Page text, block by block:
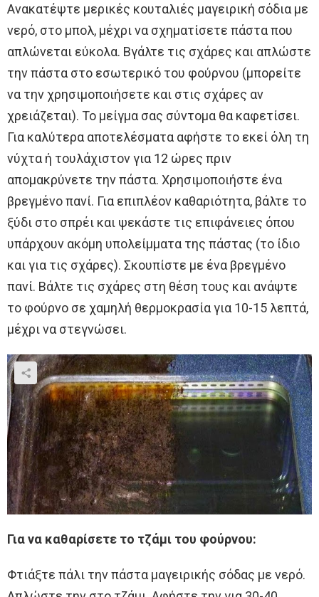
Ανακατέψτε μερικές κουταλιές μαγειρική σόδια με
νερό, στο μπολ, μέχρι να σχηματίσετε πάστα που
απλώνεται εύκολα. Βγάλτε τις σχάρες και απλώστε
την πάστα στο εσωτερικό του φούρνου (μπορείτε
να την χρησιμοποιήσετε και στις σχάρες αν
χρειάζεται). Το μείγμα σας σύντομα θα καφετίσει.
Για καλύτερα αποτελέσματα αφήστε το εκεί όλη τη
νύχτα ή τουλάχιστον για 12 ώρες πριν
απομακρύνετε την πάστα. Χρησιμοποιήστε ένα
βρεγμένο πανί. Για επιπλέον καθαριότητα, βάλτε το
ξύδι στο σπρέι και ψεκάστε τις επιφάνειες όπου
υπάρχουν ακόμη υπολείμματα της πάστας (το ίδιο
και για τις σχάρες). Σκουπίστε με ένα βρεγμένο
πανί. Βάλτε τις σχάρες στη θέση τους και ανάψτε
το φούρνο σε χαμηλή θερμοκρασία για 10-15 λεπτά,
μέχρι να στεγνώσει.
Για να καθαρίσετε το τζάμι του φούρνου:
Φτιάξτε πάλι την πάστα μαγειρικής σόδας με νερό.